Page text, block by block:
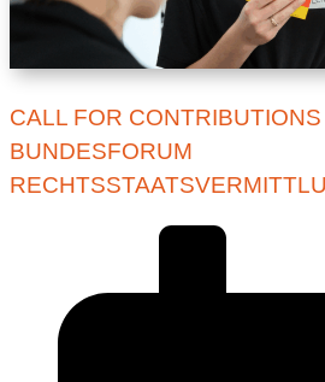
CALL FOR
BUNDESFORUM